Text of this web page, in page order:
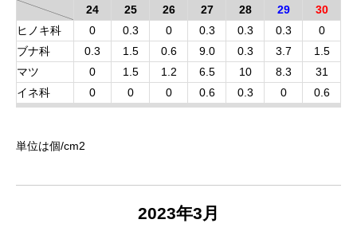
24 25 26 27 28 29
30
ヒノキ科
0 0.3 0 0.3 0.3 0.3
0
ブナ科
0.3 1.5 0.6 9.0 0.3 3.7
1.5
マツ
0 1.5 1.2 6.5 10 8.3
31
イネ科
0 0 0 0.6 0.3 0 0.6
単位は個/cm2
2023年3月